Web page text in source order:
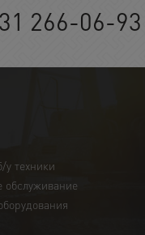
266-06-93
техники
обслуживание